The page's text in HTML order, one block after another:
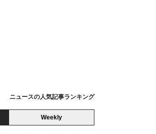
ニュースの人気記事ランキング
Weekly